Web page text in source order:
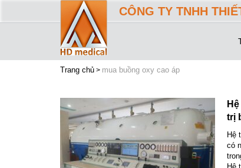
CÔNG TY TNHH
Trang chủ mua buồng oxy cao áp
trị
Hệ
có